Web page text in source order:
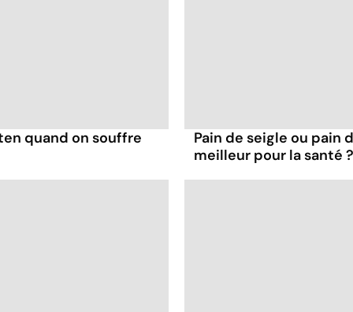
quand on souffre
Pain de seigle ou pain
meilleur pour la santé ?